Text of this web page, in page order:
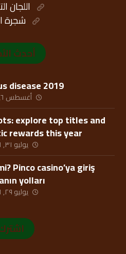
اللجان
شجرة
أحدث
disease 2019
أغسطس ٦, ٢٠٢٦
explore top titles and
rewards this year
يوليو ٣١, ٢٠٢٦
Pinco casino’ya giriş
yolları
يوليو ٢٩, ٢٠٢٦